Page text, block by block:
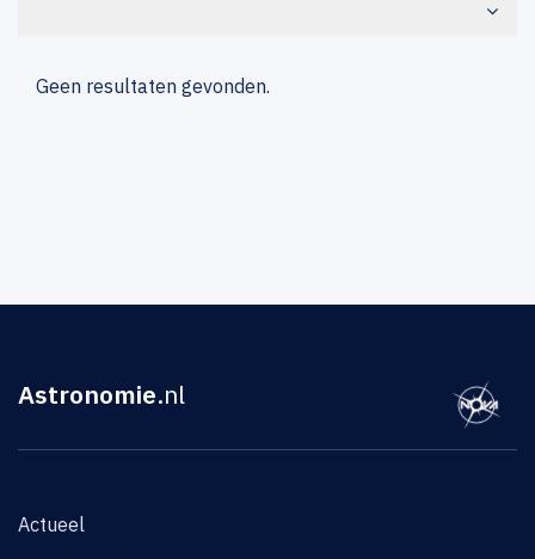
Geen resultaten gevonden.
Astronomie.nl
Actueel